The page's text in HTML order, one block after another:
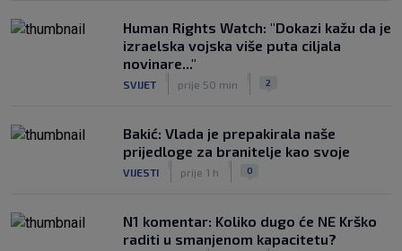
Human Rights Watch: "Dokazi kažu da je
izraelska vojska više puta ciljala
novinare..."
SVIJET prije 50 min 2
Bakić: Vlada je prepakirala naše
prijedloge za branitelje kao svoje
VIJESTI prije 1 h 0
N1 komentar: Koliko dugo će NE Krško
raditi u smanjenom kapacitetu?